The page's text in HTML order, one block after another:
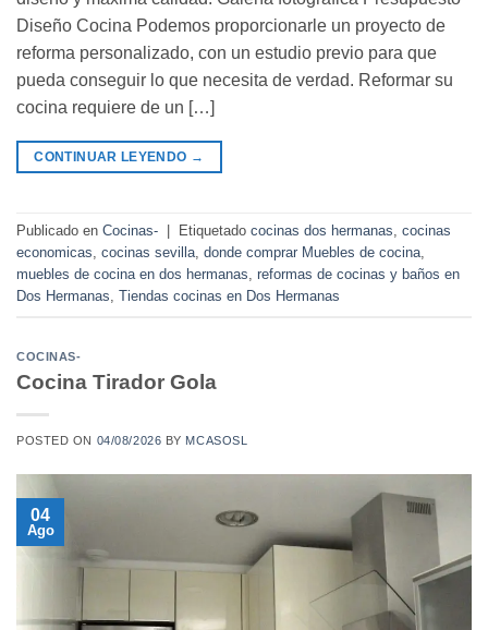
Diseño Cocina Podemos proporcionarle un proyecto de
reforma personalizado, con un estudio previo para que
pueda conseguir lo que necesita de verdad. Reformar su
cocina requiere de un […]
CONTINUAR LEYENDO →
Publicado en Cocinas- Etiquetado cocinas dos hermanas, cocinas
economicas, cocinas sevilla, donde comprar Muebles de cocina,
muebles de cocina en dos hermanas, reformas de cocinas y baños en
Dos Hermanas, Tiendas cocinas en Dos Hermanas
COCINAS-
Cocina Tirador Gola
POSTED ON 04/08/2026 BY MCASOSL
04
Ago